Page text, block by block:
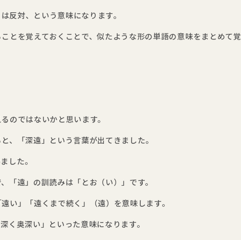
対、という意味になります。
とを覚えておくことで、似たような形の単語の意味をまとめて覚
のではないかと思います。
、「深遠」という言葉が出てきました。
した。
「遠」の訓読みは「とお（い）」です。
い」「遠くまで続く」（遠）を意味します。
く奥深い」といった意味になります。